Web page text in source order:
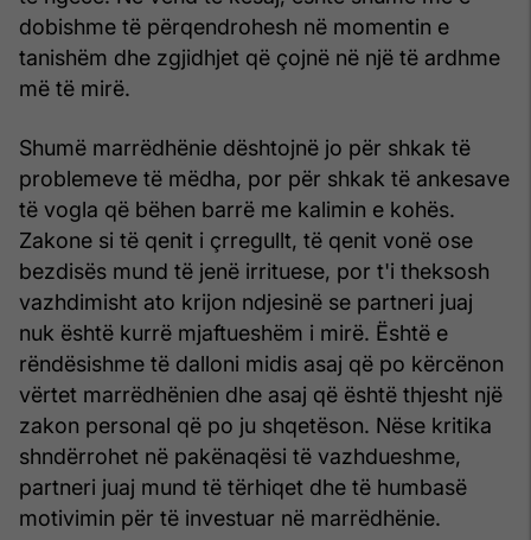
dobishme të përqendrohesh në momentin e
tanishëm dhe zgjidhjet që çojnë në një të ardhme
më të mirë.
Shumë marrëdhënie dështojnë jo për shkak të
problemeve të mëdha, por për shkak të ankesave
të vogla që bëhen barrë me kalimin e kohës.
Zakone si të qenit i çrregullt, të qenit vonë ose
bezdisës mund të jenë irrituese, por t'i theksosh
vazhdimisht ato krijon ndjesinë se partneri juaj
nuk është kurrë mjaftueshëm i mirë. Është e
rëndësishme të dalloni midis asaj që po kërcënon
vërtet marrëdhënien dhe asaj që është thjesht një
zakon personal që po ju shqetëson. Nëse kritika
shndërrohet në pakënaqësi të vazhdueshme,
partneri juaj mund të tërhiqet dhe të humbasë
motivimin për të investuar në marrëdhënie.